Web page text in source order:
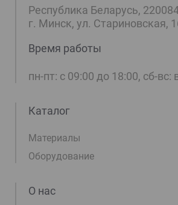
Республика Беларусь,
г. Минск, ул. Стариновская,
Время работы
пн-пт: с 09:00 до 18:00, сб-
Каталог
Материалы
Оборудование
О нас